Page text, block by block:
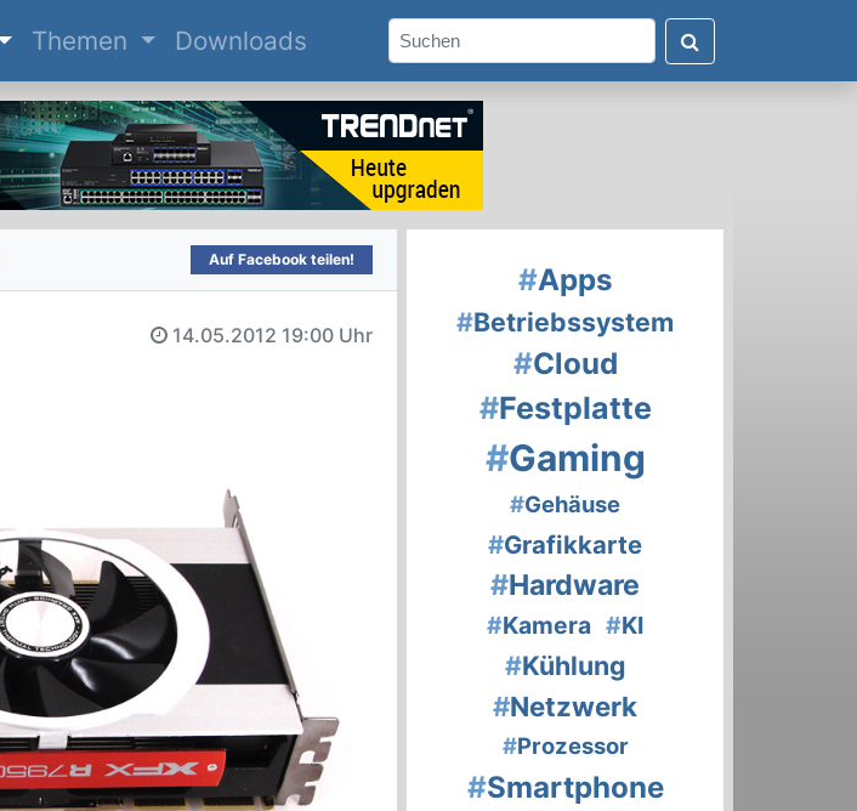
Themen Downloads
Auf Facebook teilen!
14.05.2012 19:00 Uhr
#Apps
#Betriebssystem
#Cloud
#Festplatte
#Gaming
#Gehäuse
#Grafikkarte
#Hardware
#Kamera #KI
#Kühlung
#Netzwerk
#Prozessor
#Smartphone